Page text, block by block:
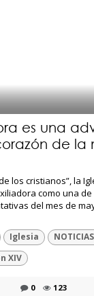
es una
de la
los cristianos”, la
como una
del mes de
Iglesia
XIV
0 123